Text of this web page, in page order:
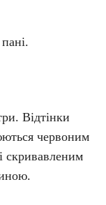
Відтінки
червоним
скривавленим